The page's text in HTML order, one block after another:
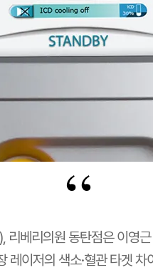
“
리의원 동탄점은 이영근
레이저의 색소·혈관 타겟